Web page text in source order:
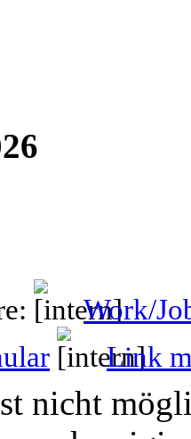
Work/
Link
nicht